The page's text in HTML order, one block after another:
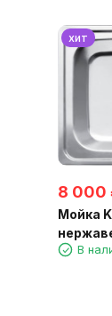
хит
8 000
Мойка
В